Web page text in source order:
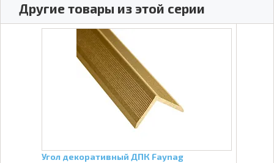
Другие товары из этой серии
Угол декоративный ДПК Faynag